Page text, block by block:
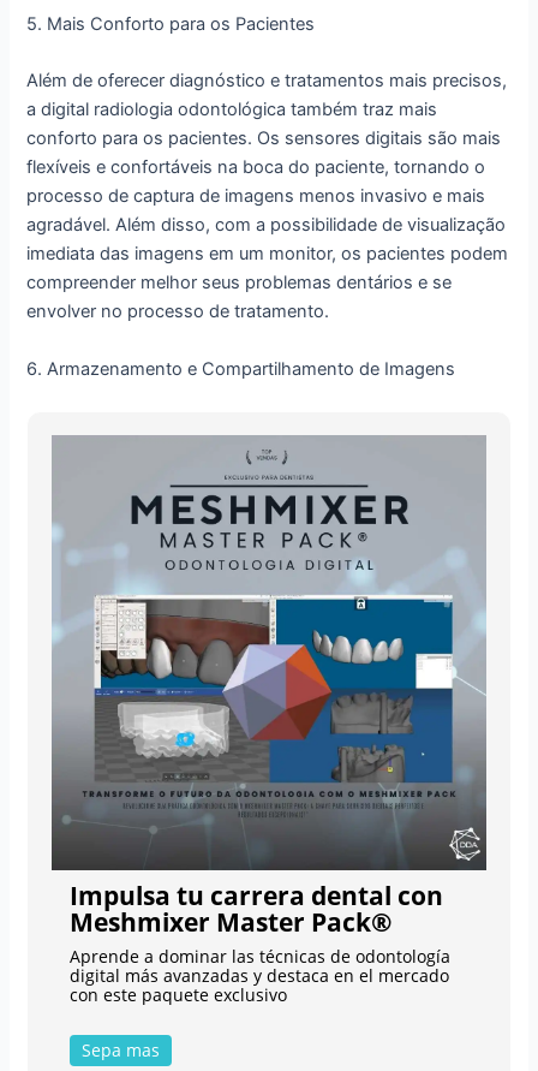
5. Mais Conforto para os Pacientes
Além de oferecer diagnóstico e tratamentos mais precisos,
a digital radiologia odontológica também traz mais
conforto para os pacientes. Os sensores digitais são mais
flexíveis e confortáveis na boca do paciente, tornando o
processo de captura de imagens menos invasivo e mais
agradável. Além disso, com a possibilidade de visualização
imediata das imagens em um monitor, os pacientes podem
compreender melhor seus problemas dentários e se
envolver no processo de tratamento.
6. Armazenamento e Compartilhamento de Imagens
Impulsa tu carrera dental con
Meshmixer Master Pack®
Aprende a dominar las técnicas de odontología
digital más avanzadas y destaca en el mercado
con este paquete exclusivo
Sepa mas